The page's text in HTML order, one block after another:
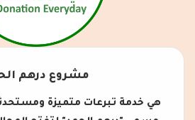
مشروع درهم
هي خدمة تبرعات متميزة